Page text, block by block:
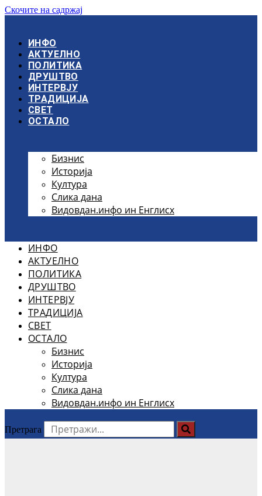
Скочите на садржај
ИНФО
АКТУЕЛНО
ПОЛИТИКА
ДРУШТВО
ИНТЕРВЈУ
ТРАДИЦИЈА
СВЕТ
ОСТАЛО
Бизнис
Историја
Култура
Слика дана
Видовдан.инфо ин Енглисх
ИНФО
АКТУЕЛНО
ПОЛИТИКА
ДРУШТВО
ИНТЕРВЈУ
ТРАДИЦИЈА
СВЕТ
ОСТАЛО
Бизнис
Историја
Култура
Слика дана
Видовдан.инфо ин Енглисх
Претрага